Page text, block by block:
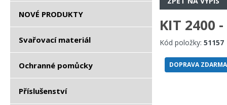
NOVÉ PRODUKTY
Svařovací materiál
Ochranné pomůcky
Příslušenství
KIT 2400
Kód položky: 51157
DOPRAVA ZDARMA